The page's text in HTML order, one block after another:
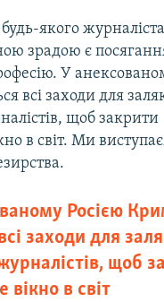
якого
зрадою є
У
всі заходи для
щоб закрити
в світ. Ми
Росією
заходи для
щоб
вікно в світ